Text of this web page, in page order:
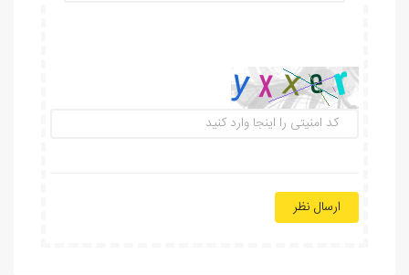
ارسال نظر